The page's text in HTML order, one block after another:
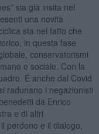
sia già insita nel
una novità
sta nel fatto che
in questa fase
conservatorismi
e sociale. Con la
E anche dal Covid
radunano i negazionisti
da Enrico
e di altri
perdono e il dialogo,